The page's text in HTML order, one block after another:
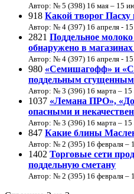
Автор: № 5 (398) 16 мая – 15
918 Какой творог Пасху
Автор: № 4 (397) 16 апреля - 15
2821 Поддельное
обнаружено в
Автор: № 4 (397) 16 апреля - 15
980 «Семишагофф» и
поддельным
Автор: № 3 (396) 16 марта – 15
1037 «Лемана ПРО»,
опасными и
Автор: № 3 (396) 16 марта – 15
847 Какие блины
Автор: № 2 (395) 16 февраля –
1402 Торговые сети
поддельную сметану
Автор: № 2 (395) 16 февраля –